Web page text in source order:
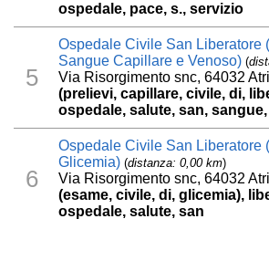
ospedale, pace, s., servizio
5
Ospedale Civile San Liberatore
Sangue Capillare e Venoso) (
Via Risorgimento snc, 64032 Atri
(prelievi, capillare, civile, di,
ospedale, salute, san,
6
Ospedale Civile San Liberatore
Glicemia) (distanza: 0,00 km)
Via Risorgimento snc, 64032 Atri
(esame, civile, di, glicemia),
ospedale, salute, san